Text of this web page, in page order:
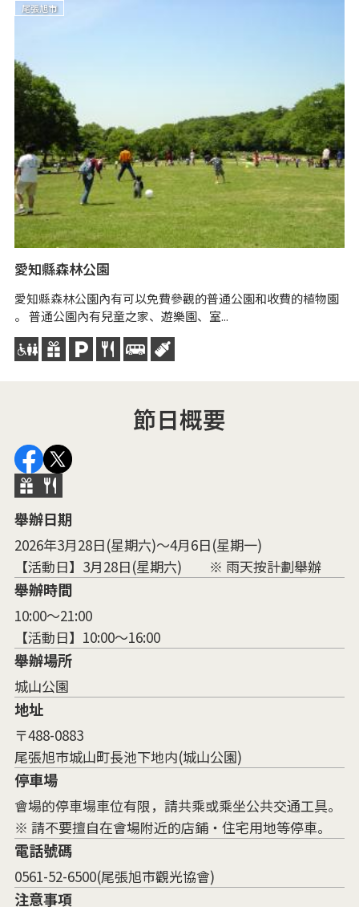
尾張旭市
愛知縣森林公園
愛知縣森林公園內有可以免費參觀的普通公園和收費的植物園
。 普通公園內有兒童之家、遊樂園、室...
節日概要
舉辦日期
2026年3月28日(星期六)～4月6日(星期一)
【活動日】3月28日(星期六) ※ 雨天按計劃舉辦
舉辦時間
10:00～21:00
【活動日】10:00～16:00
舉辦場所
城山公園
地址
〒488-0883
尾張旭市城山町長池下地内(城山公園)
停車場
會場的停車場車位有限，請共乘或乘坐公共交通工具。
※ 請不要擅自在會場附近的店鋪・住宅用地等停車。
電話號碼
0561-52-6500(尾張旭市觀光協會)
注意事項